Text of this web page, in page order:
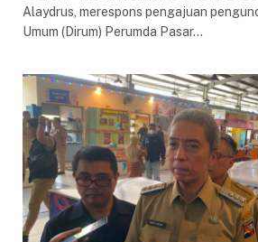
Alaydrus, merespons pengajuan
Umum (Dirum) Perumda Pasar…